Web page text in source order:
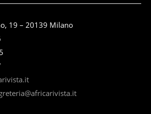
19 – 20139 Milano